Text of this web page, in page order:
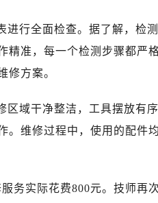
楼B座11层1104室（需提前
楼15层03室（需提前预约）
广场写字楼9层902室（需提前
茂环球金融中心写字楼（芙
务中心（品牌授权店）3层整层
务中心（品牌授权店）1层整
（CCMALL）C座17层17-B（
行全面检查。据了解，检
精准，每一个检测步骤都严
修方案。
域干净整洁，工具摆放有
维修过程中，使用的配件
务实际花费800元。技师再